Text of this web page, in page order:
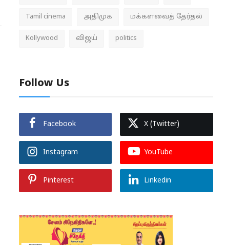
Tamil cinema அதிமுக மக்களவைத் தேர்தல்
Kollywood விஜய் politics
Follow Us
Facebook X (Twitter)
Instagram YouTube
Pinterest Linkedin